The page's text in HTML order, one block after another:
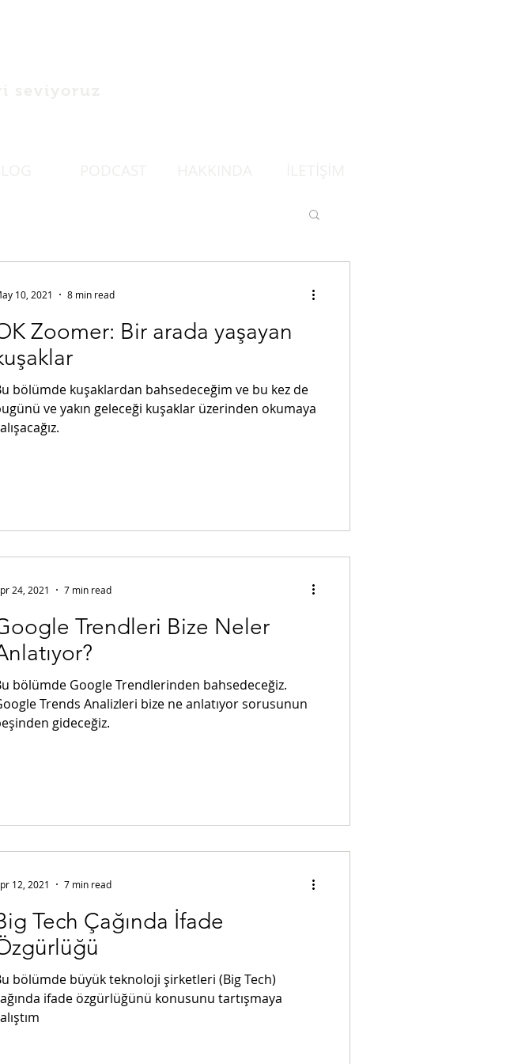
seviyoruz
Zoomer: Bir arada yaşayan
bölümde kuşaklardan bahsedeceğim ve bu kez de
ve yakın geleceği kuşaklar üzerinden okumaya
10, 2021 8 min read
Trendleri Bize Neler
bölümde Google Trendlerinden bahsedeceğiz.
Trends Analizleri bize ne anlatıyor sorusunun
gideceğiz.
24, 2021 7 min read
Tech Çağında İfade
bölümde büyük teknoloji şirketleri (Big Tech)
ifade özgürlüğünü konusunu tartışmaya
12, 2021 7 min read